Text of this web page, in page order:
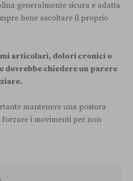
generalmente sicura e adatta
bene ascoltare il proprio
articolari, dolori cronici o
dovrebbe chiedere un parere
mantenere una postura
i movimenti per non